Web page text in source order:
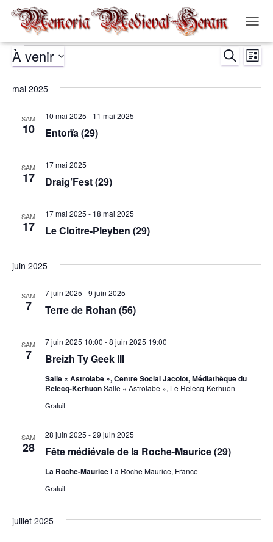
LA
Évènements
et
LISTE
À venir
une
mai 2025
SAM
10 Entorïa (29)
10 mai 2025 - 11 mai 2025
SAM
17 Draig’Fest (29)
17 mai 2025
SAM
17 Le Cloître-Pleyben (29)
17 mai 2025 - 18 mai 2025
juin 2025
SAM
7 Terre de Rohan (56)
7 juin 2025 -9 juin 2025
SAM
7 Breizh Ty Geek III
7 juin 2025 10:00 -8 juin 2025 19:00
Salle « Astrolabe », Centre Social Jacolot, Médiathèque du
Relecq-KerhuonSalle « Astrolabe », Le Relecq-Kerhuon
Gratuit
SAM
28 Fête médiévale de la Roche-Maurice (29)
28 juin 2025 -29 juin 2025
La Roche-Maurice La Roche Maurice, France
Gratuit
juillet 2025